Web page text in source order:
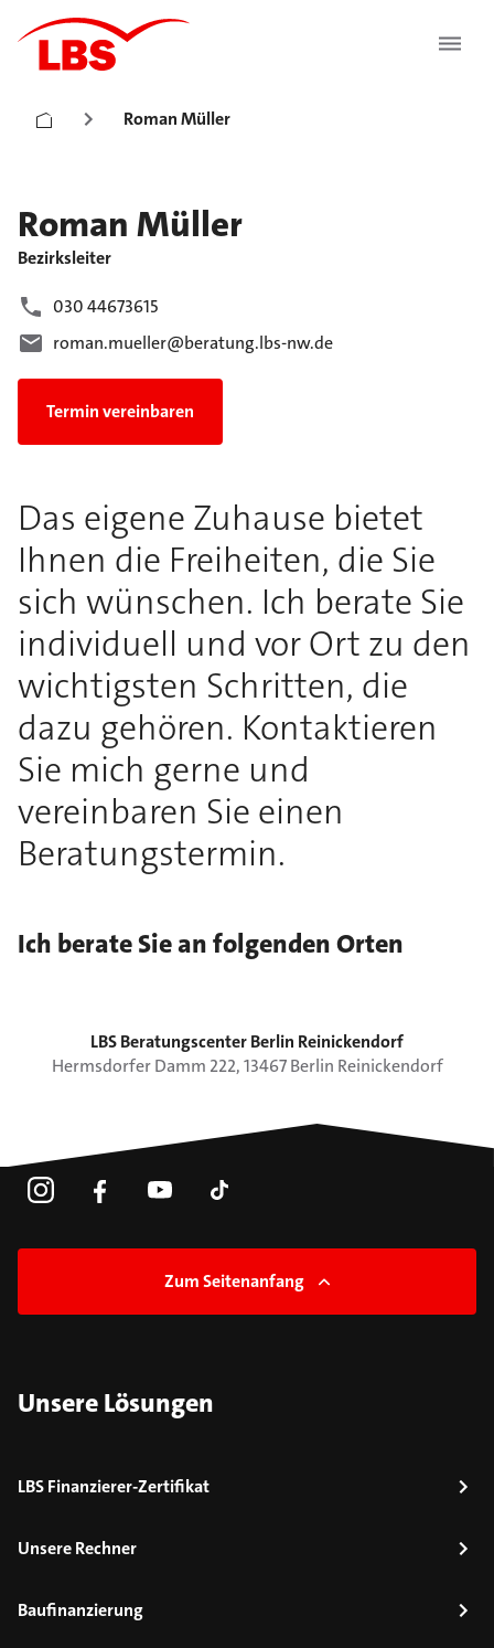
Roman Müller
Roman Müller
Bezirksleiter
030 44673615
roman.mueller@beratung.lbs-nw.de
Termin vereinbaren
Das eigene Zuhause bietet
Ihnen die Freiheiten, die Sie
sich wünschen. Ich berate Sie
individuell und vor Ort zu den
wichtigsten Schritten, die
dazu gehören. Kontaktieren
Sie mich gerne und
vereinbaren Sie einen
Beratungstermin.
Ich berate Sie an folgenden Orten
LBS Beratungscenter Berlin Reinickendorf
Hermsdorfer Damm 222,13467 Berlin Reinickendorf
Zum Seitenanfang
Unsere Lösungen
LBS Finanzierer-Zertifikat
Unsere Rechner
Baufinanzierung